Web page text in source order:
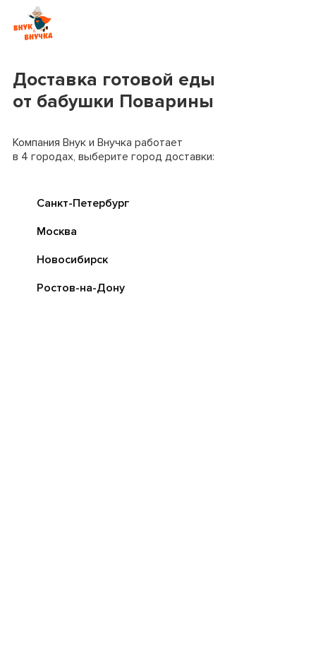
Доставка готовой еды
от бабушки Поварины
Компания Внук и Внучка работает
в 4 городах, выберите город доставки:
Санкт-Петербург
Москва
Новосибирск
Ростов-на-Дону